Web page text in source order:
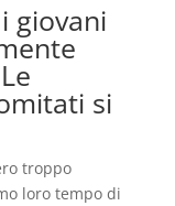
giovani
si
troppo
loro tempo di